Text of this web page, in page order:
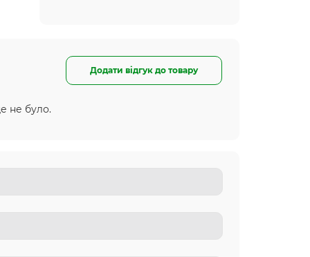
Додати відгук до товару
не було.